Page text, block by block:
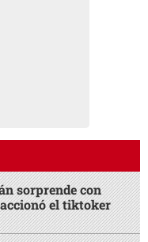
sorprende con
el tiktoker